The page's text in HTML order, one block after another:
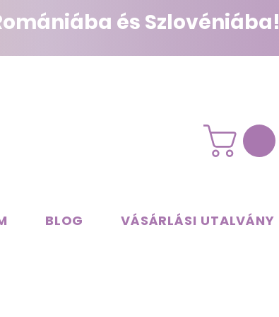
és Szlovéniába!
BLOG VÁSÁRLÁSI UTALVÁNY